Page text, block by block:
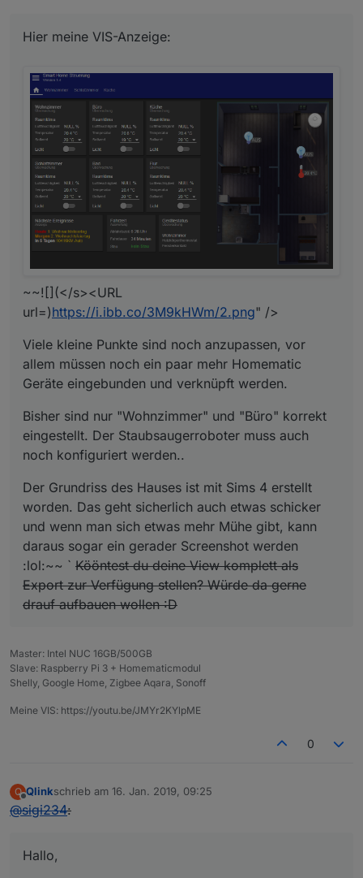
Hier meine VIS-Anzeige:
~~![](</s><URL
url=)https://i.ibb.co/3M9kHWm/2.png" />
Viele kleine Punkte sind noch anzupassen, vor
allem müssen noch ein paar mehr Homematic
Geräte eingebunden und verknüpft werden.
Bisher sind nur "Wohnzimmer" und "Büro" korrekt
eingestellt. Der Staubsaugerroboter muss auch
noch konfiguriert werden..
Der Grundriss des Hauses ist mit Sims 4 erstellt
worden. Das geht sicherlich auch etwas schicker
und wenn man sich etwas mehr Mühe gibt, kann
daraus sogar ein gerader Screenshot werden
:lol:~~ ` Kööntest du deine View komplett als
Export zur Verfügung stellen? Würde da gerne
drauf aufbauen wollen :D
Master: Intel NUC 16GB/500GB
Slave: Raspberry Pi 3 + Homematicmodul
Shelly, Google Home, Zigbee Aqara, Sonoff
Meine VIS: https://youtu.be/JMYr2KYlpME
0
Q
Offline
Qlinkschrieb am 16. Jan. 2019, 09:25
zuletzt editiert von
@sigi234:
Hallo,